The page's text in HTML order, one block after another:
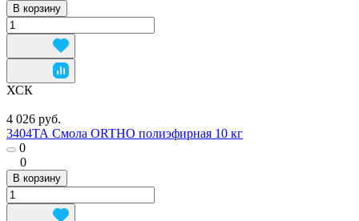
В корзину
ХСК
4 026 руб.
3404ТА Смола ORTHO полиэфирная 10 кг
0
0
В корзину